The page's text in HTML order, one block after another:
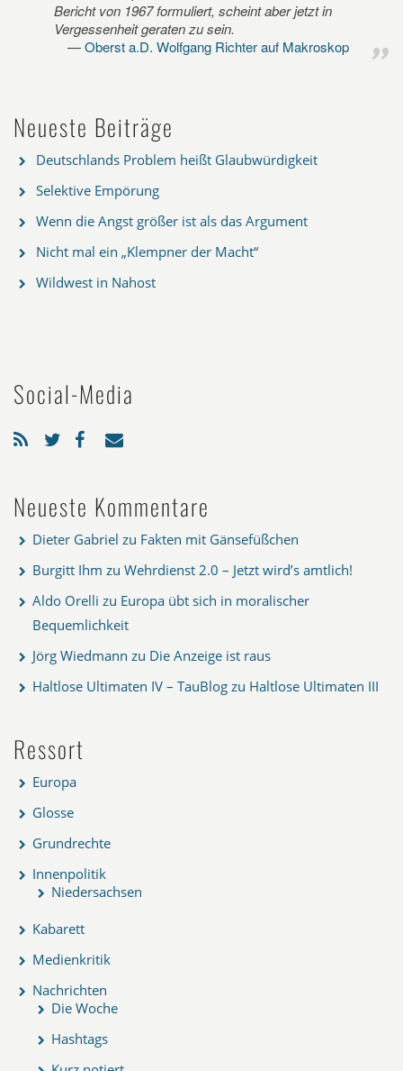
Bericht von 1967 formuliert, scheint aber jetzt in
Vergessenheit geraten zu sein.
Oberst a.D. Wolfgang Richter auf Makroskop
Neueste Beiträge
Deutschlands Problem heißt Glaubwürdigkeit
Selektive Empörung
Wenn die Angst größer ist als das Argument
Nicht mal ein „Klempner der Macht“
Wildwest in Nahost
Social-Media
Neueste Kommentare
Dieter Gabriel zu Fakten mit Gänsefüßchen
Burgitt Ihm zu Wehrdienst 2.0 – Jetzt wird’s amtlich!
Aldo Orelli zu Europa übt sich in moralischer
Bequemlichkeit
Jörg Wiedmann zu Die Anzeige ist raus
Haltlose Ultimaten IV – TauBlog zu Haltlose Ultimaten III
Ressort
Europa
Glosse
Grundrechte
Innenpolitik
Niedersachsen
Kabarett
Medienkritik
Nachrichten
Die Woche
Hashtags